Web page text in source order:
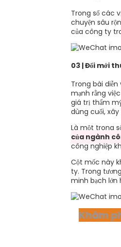
Trong số các
chuyện sâu
của công ty
03 | Đổi mới
Trong bài
mạnh rằng
giá trị thẩm
dùng cuối,
Là một trong
của ngành
công nghiệp
Cột mốc này
ty. Trong
minh bạch lớn
Khám